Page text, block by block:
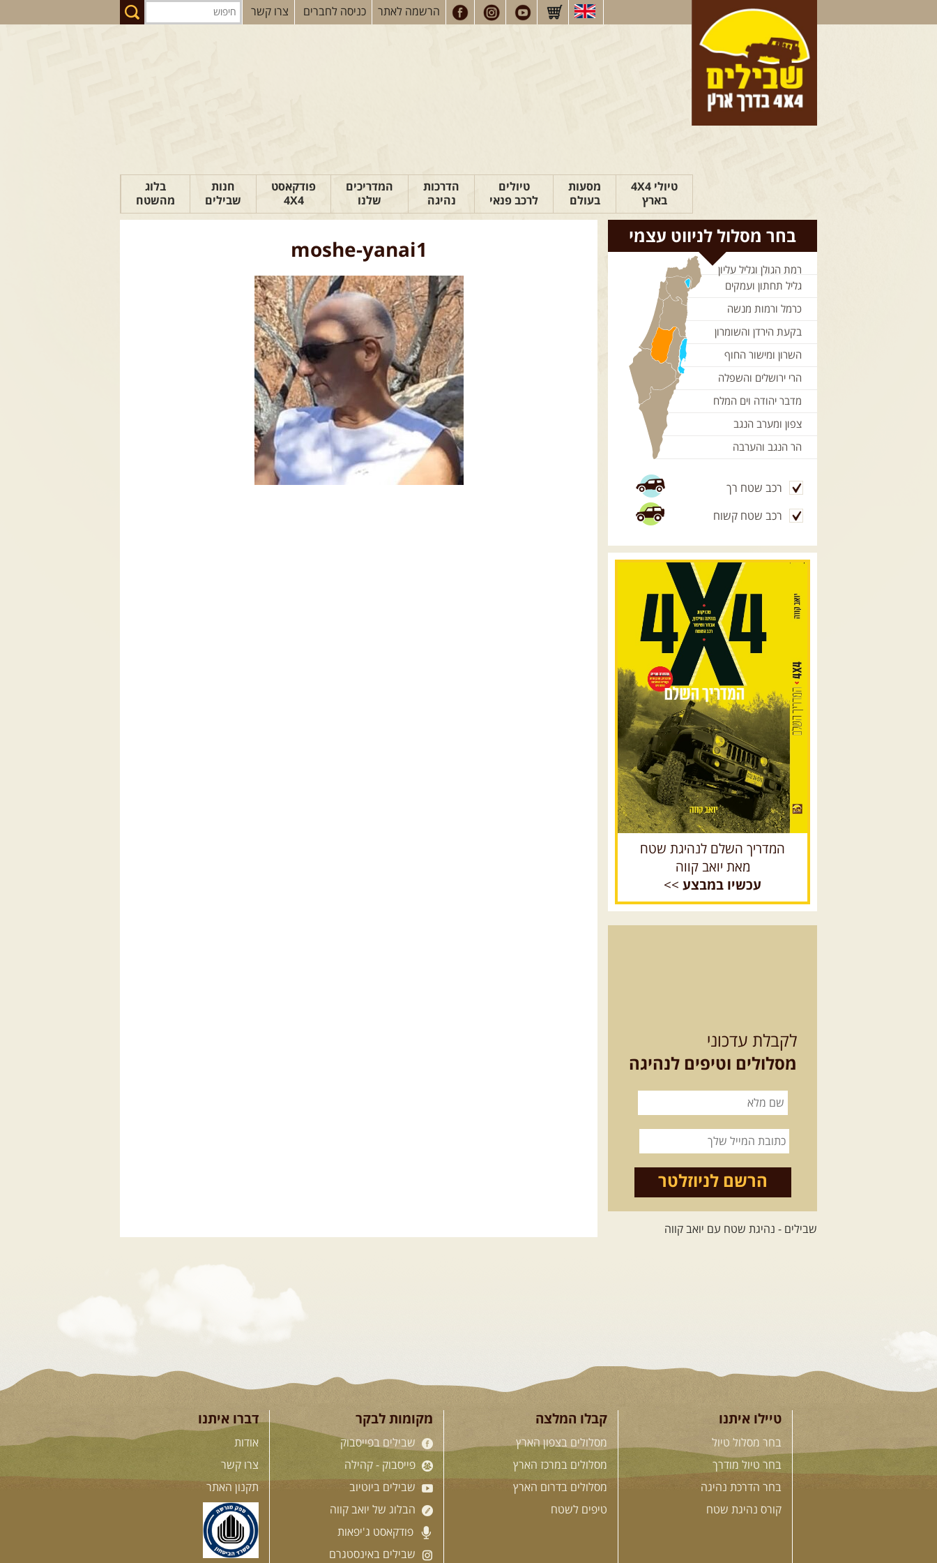
הרשמה לאתר כניסה לחברים צרו קשר
טיולי 4X4
בארץ
מסעות
בעולם
טיולים
לרכב פנאי
הדרכות
נהיגה
המדריכים
שלנו
פודקאסט
4X4
חנות
שבילים
בלוג
מהשטח
moshe-yanai1
בחר מסלול לניווט עצמי
רמת הגולן וגליל עליון
גליל תחתון ועמקים
כרמל ורמות מנשה
בקעת הירדן והשומרון
השרון ומישור החוף
הרי ירושלים והשפלה
מדבר יהודה וים המלח
צפון ומערב הנגב
הר הנגב והערבה
רכב שטח רך
רכב שטח קשוח
המדריך השלם לנהיגת שטח
מאת יואב קווה
עכשיו במבצע >>
לקבלת עדכוני
מסלולים וטיפים לנהיגה
הרשם לניוזלטר
טיילו איתנו
בחר מסלול טיול
בחר טיול מודרך
בחר הדרכת נהיגה
קורס נהיגת שטח
קבלו המלצה
מסלולים בצפון הארץ
מסלולים במרכז הארץ
מסלולים בדרום הארץ
טיפים לשטח
מקומות לבקר
שבילים בפייסבוק
פייסבוק - קהילה
שבילים ביוטיוב
הבלוג של יואב קווה
פודקאסט ג'יפאות
שבילים באינסטגרם
דברו איתנו
אודות
צרו קשר
תקנון האתר